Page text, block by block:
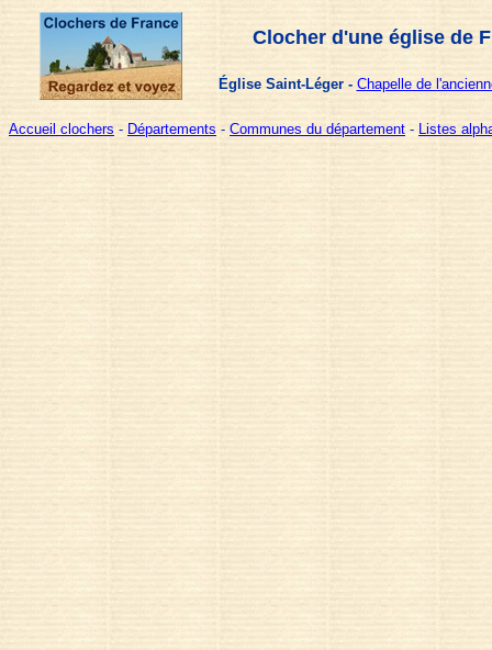
Clocher d'une église de
Église Saint-Léger - Chapelle de
Accueil clochers - Départements - Communes du département - Listes